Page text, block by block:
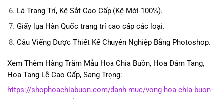
Lá Trang Trí, Kệ Sắt Cao Cấp (Kệ Mới 100%).
Giấy lụa Hàn Quốc trang trí cao cấp các loại.
Câu Viếng Được Thiết Kế Chuyên Nghiệp Bằng Photoshop.
Xem Thêm Hàng Trăm Mẫu Hoa Chia Buồn, Hoa Đám Tang,
Hoa Tang Lễ Cao Cấp, Sang Trọng:
https://shophoachiabuon.com/danh-muc/vong-hoa-chia-buon-